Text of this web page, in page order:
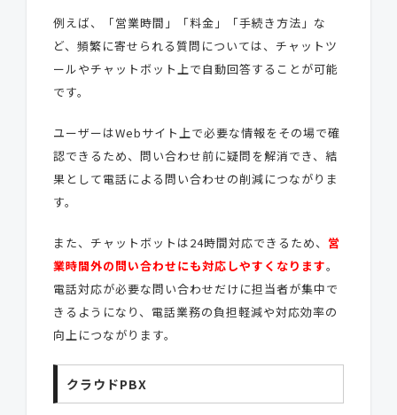
例えば、「営業時間」「料金」「手続き方法」な
ど、頻繁に寄せられる質問については、チャットツ
ールやチャットボット上で自動回答することが可能
です。
ユーザーはWebサイト上で必要な情報をその場で確
認できるため、問い合わせ前に疑問を解消でき、結
果として電話による問い合わせの削減につながりま
す。
また、チャットボットは24時間対応できるため、 営
業時間外の問い合わせにも対応しやすくなります。
電話対応が必要な問い合わせだけに担当者が集中で
きるようになり、電話業務の負担軽減や対応効率の
向上につながります。
クラウドPBX